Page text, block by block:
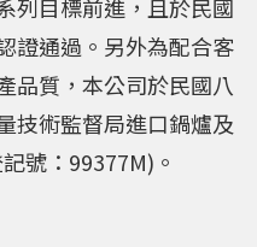
列目標前進，且於民國
證通過。另外為配合客
品質，本公司於民國八
技術監督局進口鍋爐及
號：99377M)。